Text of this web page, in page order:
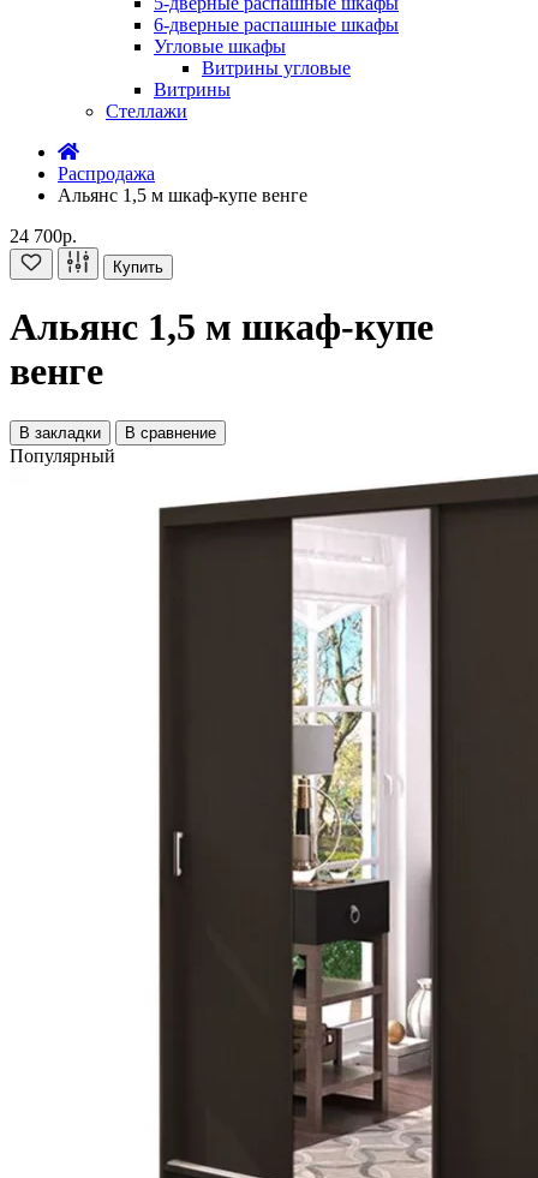
6-дверные распашные шкафы
Угловые шкафы
Витрины угловые
Витрины
Стеллажи
Распродажа
Альянс 1,5 м шкаф-купе венге
24 700р.
Купить
Альянс 1,5 м шкаф-купе
венге
В закладки В сравнение
Популярный